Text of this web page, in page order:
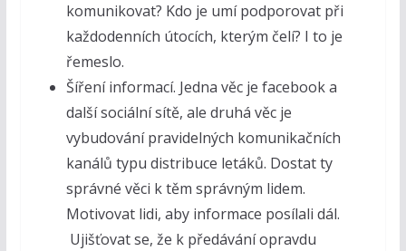
komunikovat? Kdo je umí podporovat při
každodenních útocích, kterým čelí? I to je
řemeslo.
Šíření informací. Jedna věc je facebook a
další sociální sítě, ale druhá věc je
vybudování pravidelných komunikačních
kanálů typu distribuce letáků. Dostat ty
správné věci k těm správným lidem.
Motivovat lidi, aby informace posílali dál.
Ujišťovat se, že k předávání opravdu